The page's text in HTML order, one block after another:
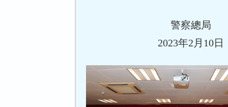
警察總局
2023年2月10日